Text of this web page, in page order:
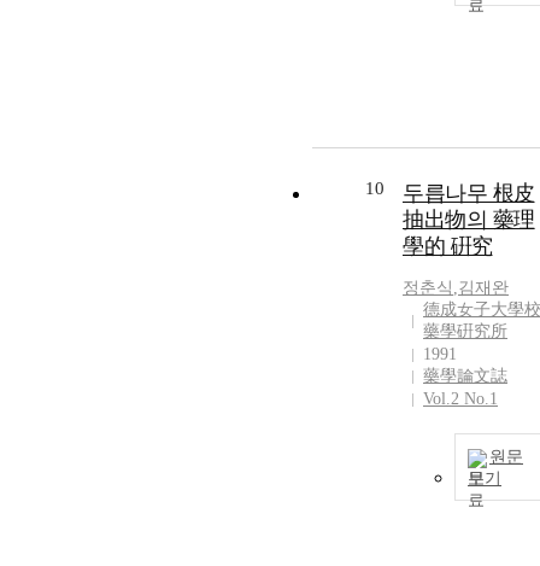
10
두릅나무 根皮
抽出物의 藥理
學的 硏究
정춘식 ,김재완
德成女子大學校
藥學硏究所
1991
藥學論文誌
Vol.2 No.1
원문
보기